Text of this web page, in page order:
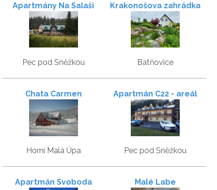
Apartmány Na Salaši
Pec pod Sněžkou
Krakonošova zahrádka
Batňovice
Chata Carmen
Horní Malá Úpa
Apartmán C22 - areál
Poustevník
Pec pod Sněžkou
Apartmán Svoboda Malé Labe